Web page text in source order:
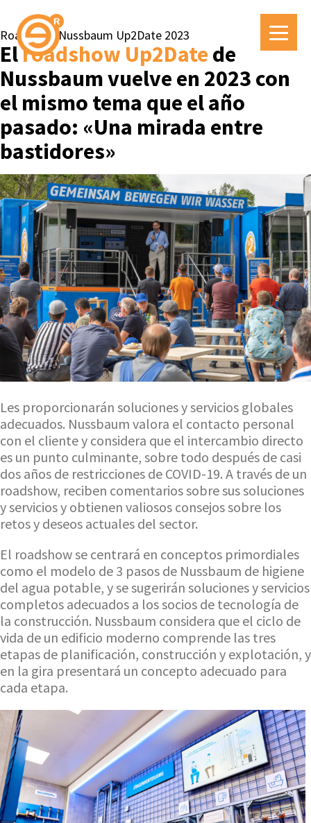
Roadshow Nussbaum Up2Date 2023
Elroadshow Up2Date de
Nussbaum vuelve en 2023 con
el mismo tema que el año
pasado: «Una mirada entre
bastidores»
Les proporcionarán soluciones y servicios globales
adecuados. Nussbaum valora el contacto personal
con el cliente y considera que el intercambio directo
es un punto culminante, sobre todo después de casi
dos años de restricciones de COVID-19. A través de un
roadshow, reciben comentarios sobre sus soluciones
y servicios y obtienen valiosos consejos sobre los
retos y deseos actuales del sector.
El roadshow se centrará en conceptos primordiales
como el modelo de 3 pasos de Nussbaum de higiene
del agua potable, y se sugerirán soluciones y servicios
completos adecuados a los socios de tecnología de
la construcción. Nussbaum considera que el ciclo de
vida de un edificio moderno comprende las tres
etapas de planificación, construcción y explotación, y
en la gira presentará un concepto adecuado para
cada etapa.